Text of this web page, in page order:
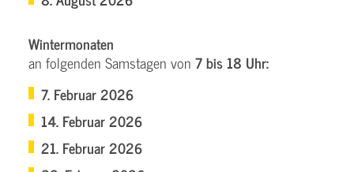
Wintermonaten
an folgenden Samstagen von 7 bis 18 Uhr:
7. Februar 2026
14. Februar 2026
21. Februar 2026